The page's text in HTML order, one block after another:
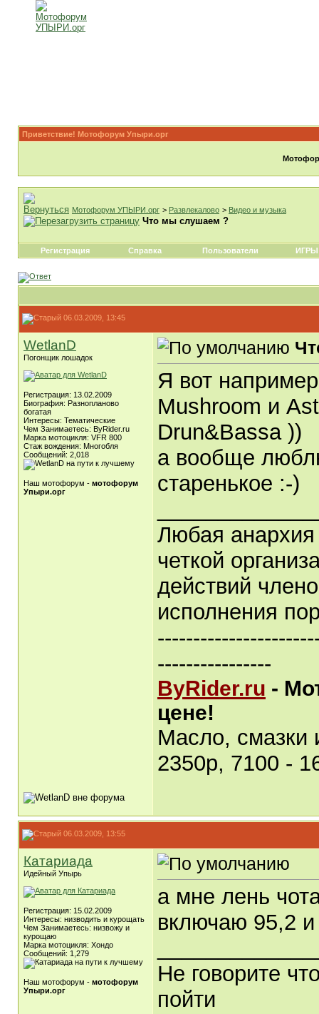
Приветствие! Мотофорум Упыри.орг
Мотофорум УПЫРИ.орг > Развлекалово > Видео и музыка
Что мы слушаем ?
Регистрация Справка Пользователи ИГРЫ
06.03.2009, 13:45
WetlanD
Погонщик лошадок
Регистрация: 13.02.2009
Биография: Разнопланово
богатая
Интересы: Тематические
Чем Занимаетесь: ByRider.ru
Марка мотоцикля: VFR 800
Стаж вождения: Многобля
Сообщений: 2,018
Наш мотофорум - мотофорум
Упыри.орг
Я вот
Mushroom и
Drun&Bassa ))
а вообще
старенькое :-)
Любая анархия
четкой
действий
исполнения
----------------
ByRider.ru -
цене!
Масло,
2350р, 7100 -
06.03.2009, 13:55
Катариада
Идейный Упырь
Регистрация: 15.02.2009
Интересы: низводить и курощать
Чем Занимаетесь: низвожу и
курощаю
Марка мотоцикля: Хондо
Сообщений: 1,279
Наш мотофорум - мотофорум
Упыри.орг
а мне лень
включаю 95,2
Не говорите
пойти